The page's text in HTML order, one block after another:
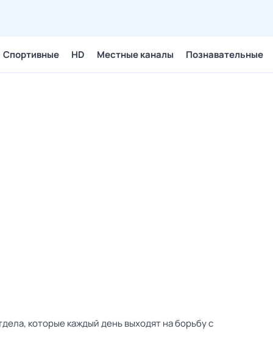
Спортивные HD Местные каналы Познавательные
которые каждый день выходят на борьбу с